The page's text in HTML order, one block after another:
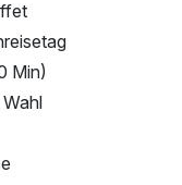
Min)